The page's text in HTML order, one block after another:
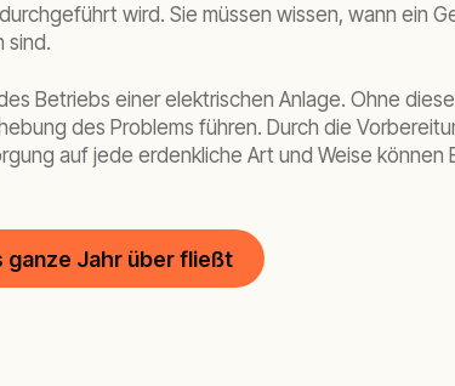
wird. Sie müssen wissen, wann ein
sind.
Betriebs einer elektrischen Anlage. Ohne
des Problems führen. Durch die
auf jede erdenkliche Art und Weise können
ganze Jahr über fließt